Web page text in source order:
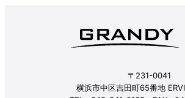
〒231-0041
横浜市中区吉田町65番地